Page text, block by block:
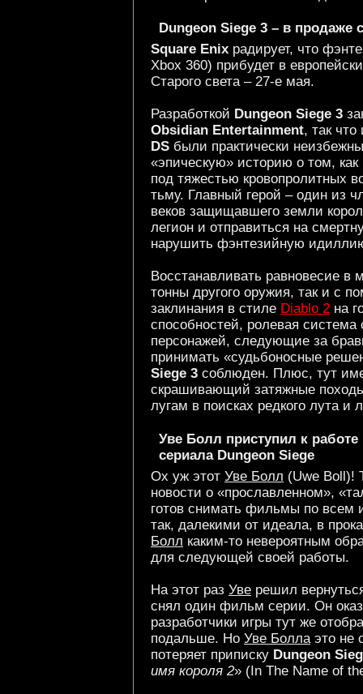
Dungeon Siege 3 – в продаже
Square Enix радирует, что
Xbox 360) прибудет в
Старого света – 27-е мая.
Разработкой Dungeon Siege 3
Obsidian Entertainment, так
DS были практически
«эпическую» историю о том, как
под тяжестью кровопролитных
тьму. Главный герой – один из
веков защищавшего земли
легион и отправиться на
нарушить фэнтезийную
Восстанавливать равновесие
тонны другого оружия, так и с
заклинания в стиле Diablo 2 на
способностей, ролевая система
персонажей, следующие за
принимать «судьбоносные
Siege 3 соблюден. Плюс, тут
скрашивающий затяжные
лугам в поисках редкого лута и
Уве Болл приступил к
сериала Dungeon Siege
Ох уж этот Уве Болл (Uwe Boll)!
новости о «прославленном»,
готов снимать фильмы по всем
так, далекими от идеала, в
Болл каким-то невероятным
для следующей своей работы.
На этот раз Уве решил
снял один фильм серии. Он
разработчики игры тут же
подальше. Но Уве Болла это не
потеряет приписку Dungeon
имя короля 2» (In The Name of